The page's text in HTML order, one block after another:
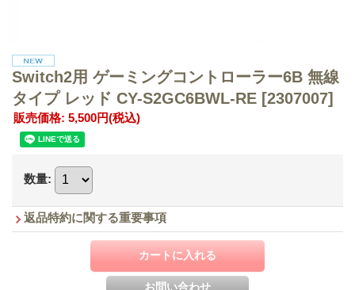
Switch2用 ゲーミングコントローラー6B 無線
タイプ レッド CY-S2GC6BWL-RE [2307007]
販売価格: 5,500円(税込)
数量:
返品特約に関する重要事項